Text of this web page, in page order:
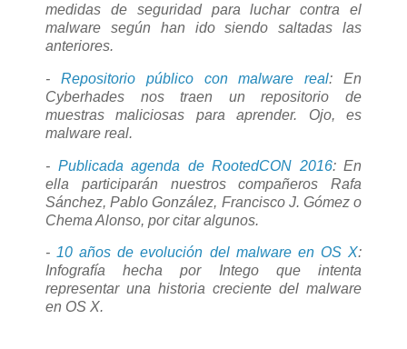
medidas de seguridad para luchar contra el
malware según han ido siendo saltadas las
anteriores.
- Repositorio público con malware real: En
Cyberhades nos traen un repositorio de
muestras maliciosas para aprender. Ojo, es
malware real.
- Publicada agenda de RootedCON 2016: En
ella participarán nuestros compañeros Rafa
Sánchez, Pablo González, Francisco J. Gómez o
Chema Alonso, por citar algunos.
-10 años de evolución del malware en OS X:
Infografía hecha por Intego que intenta
representar una historia creciente del malware
en OS X.